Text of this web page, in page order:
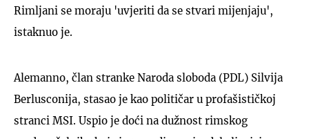
Rimljani se moraju 'uvjeriti da se stvari mijenjaju',
istaknuo je.
Alemanno, član stranke Naroda sloboda (PDL) Silvija
Berlusconija, stasao je kao političar u profašističkoj
stranci MSI. Uspio je doći na dužnost rimskog